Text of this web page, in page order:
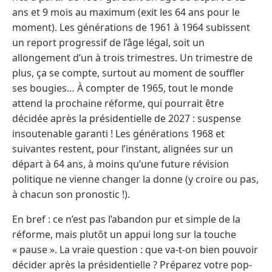
ans et 9 mois au maximum (exit les 64 ans pour le
moment). Les générations de 1961 à 1964 subissent
un report progressif de l’âge légal, soit un
allongement d’un à trois trimestres. Un trimestre de
plus, ça se compte, surtout au moment de souffler
ses bougies… À compter de 1965, tout le monde
attend la prochaine réforme, qui pourrait être
décidée après la présidentielle de 2027 : suspense
insoutenable garanti ! Les générations 1968 et
suivantes restent, pour l’instant, alignées sur un
départ à 64 ans, à moins qu’une future révision
politique ne vienne changer la donne (y croire ou pas,
à chacun son pronostic !).
En bref : ce n’est pas l’abandon pur et simple de la
réforme, mais plutôt un appui long sur la touche
« pause ». La vraie question : que va-t-on bien pouvoir
décider après la présidentielle ? Préparez votre pop-